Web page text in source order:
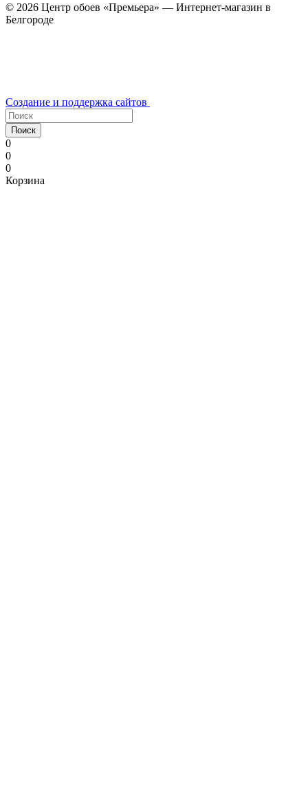
© 2026 Центр обоев «Премьера» — Интернет-магазин в
Белгороде
Создание и поддержка сайтов
Поиск
0
0
0
Корзина